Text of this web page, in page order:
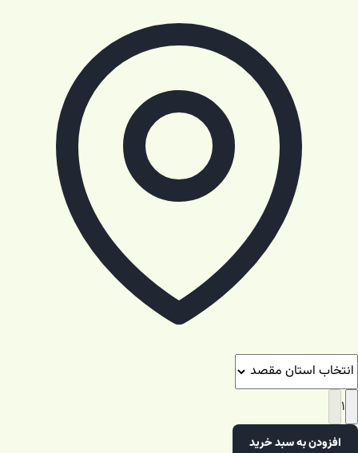
۱
افزودن به سبد خرید